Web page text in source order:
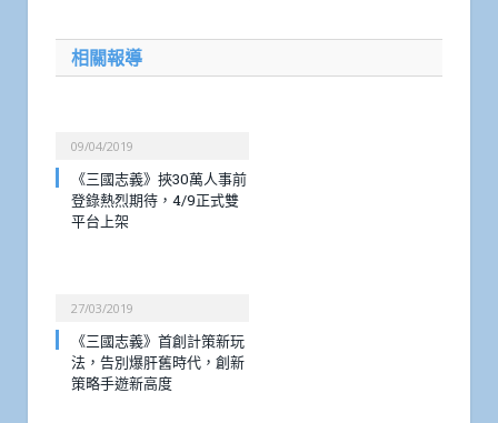
相關報導
09/04/2019
《三國志義》挾30萬人事前
登錄熱烈期待，4/9正式雙
平台上架
27/03/2019
《三國志義》首創計策新玩
法，告別爆肝舊時代，創新
策略手遊新高度